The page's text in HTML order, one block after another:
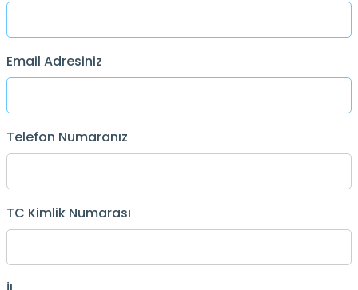
Email Adresiniz
Telefon Numaranız
TC Kimlik Numarası